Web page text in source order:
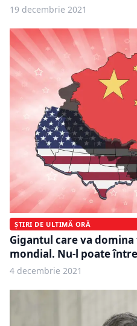
19 decembrie 2021
ȘTIRI DE ULTIMĂ ORĂ
Gigantul care va
mondial. Nu-l poate
4 decembrie 2021